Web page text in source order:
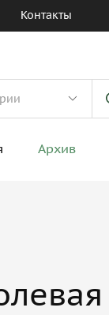
Контакты
Архив